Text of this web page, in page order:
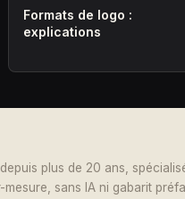
Formats de logo :
explications
plus de 20 ans,
sans IA ni gabarit